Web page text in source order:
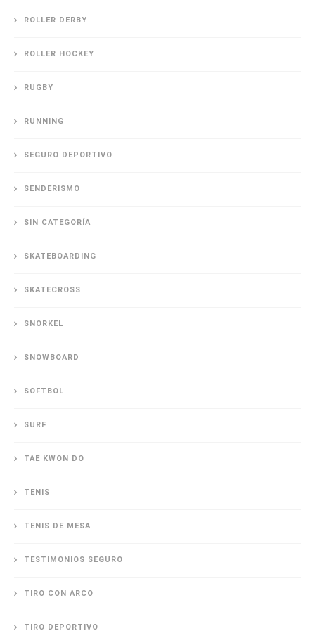
ROLLER DERBY
ROLLER HOCKEY
RUGBY
RUNNING
SEGURO DEPORTIVO
SENDERISMO
SIN CATEGORÍA
SKATEBOARDING
SKATECROSS
SNORKEL
SNOWBOARD
SOFTBOL
SURF
TAE KWON DO
TENIS
TENIS DE MESA
TESTIMONIOS SEGURO
TIRO CON ARCO
TIRO DEPORTIVO